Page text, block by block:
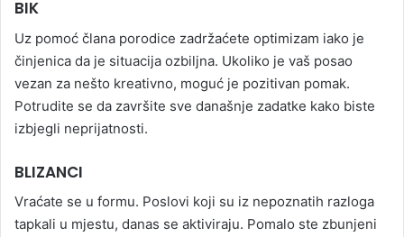
BIK
Uz pomoć člana porodice zadržaćete optimizam iako je
činjenica da je situacija ozbiljna. Ukoliko je vaš posao
vezan za nešto kreativno, moguć je pozitivan pomak.
Potrudite se da završite sve današnje zadatke kako biste
izbjegli neprijatnosti.
BLIZANCI
Vraćate se u formu. Poslovi koji su iz nepoznatih razloga
tapkali u mjestu, danas se aktiviraju. Pomalo ste zbunjeni